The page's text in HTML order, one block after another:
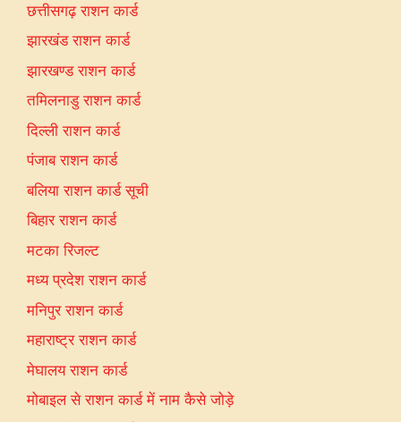
छत्तीसगढ़ राशन कार्ड
झारखंड राशन कार्ड
झारखण्ड राशन कार्ड
तमिलनाडु राशन कार्ड
दिल्ली राशन कार्ड
पंजाब राशन कार्ड
बलिया राशन कार्ड सूची
बिहार राशन कार्ड
मटका रिजल्ट
मध्य प्रदेश राशन कार्ड
मनिपुर राशन कार्ड
महाराष्ट्र राशन कार्ड
मेघालय राशन कार्ड
मोबाइल से राशन कार्ड में नाम कैसे जोड़े